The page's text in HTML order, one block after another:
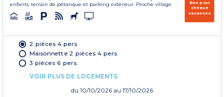
enfants, terrain de pétanque et parking extérieur. Proche village.
Bon plan
chèque
vacances
2 pièces 4 pers.
Maisonnette 2 pièces 4 pers.
3 pièces 6 pers.
VOIR PLUS DE LOGEMENTS
du 10/10/2026 au 17/10/2026